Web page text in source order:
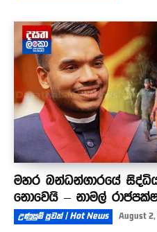
මහර බන්ධන්ගාරයේ
නොවෙයි – නාමල්
උණුසුම් පුවත් | Hot News August